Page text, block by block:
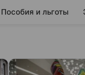
Пособия и льготы